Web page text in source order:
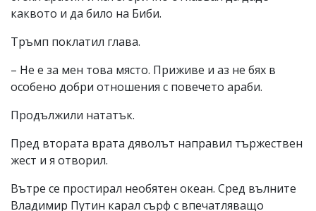
каквото и да било на Биби.
Тръмп поклатил глава.
– Не е за мен това място. Приживе и аз не бях в
особено добри отношения с повечето араби.
Продължили нататък.
Пред втората врата дяволът направил тържествен
жест и я отворил.
Вътре се простирал необятен океан. Сред вълните
Владимир Путин карал сърф с впечатляващо